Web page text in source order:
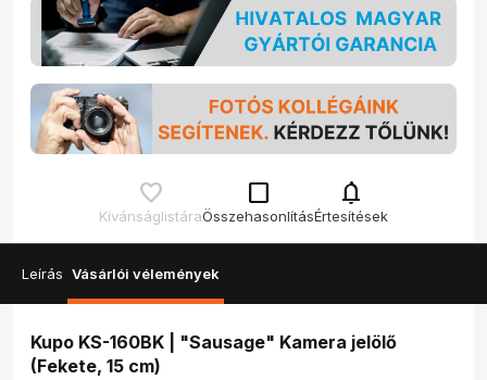
Kívánságlistára
check_box_outline_blank
Összehasonlítás
notifications
Értesítések
Leírás Vásárlói vélemények
Kupo KS-160BK | "Sausage" Kamera jelölő
(Fekete, 15 cm)